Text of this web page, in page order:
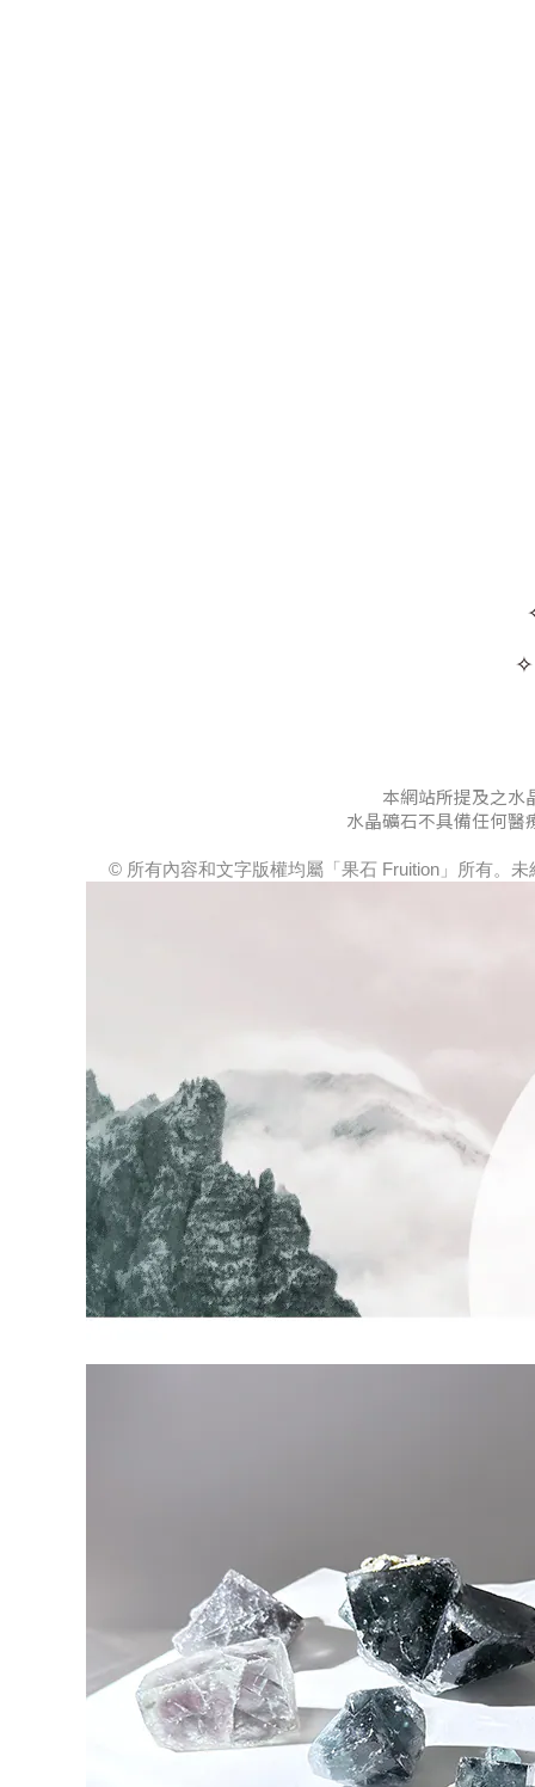
✧
本網站所提及之水
水晶礦石不具備任何醫
© 所有內容和文字版權均屬「果石 Fruition」所有。